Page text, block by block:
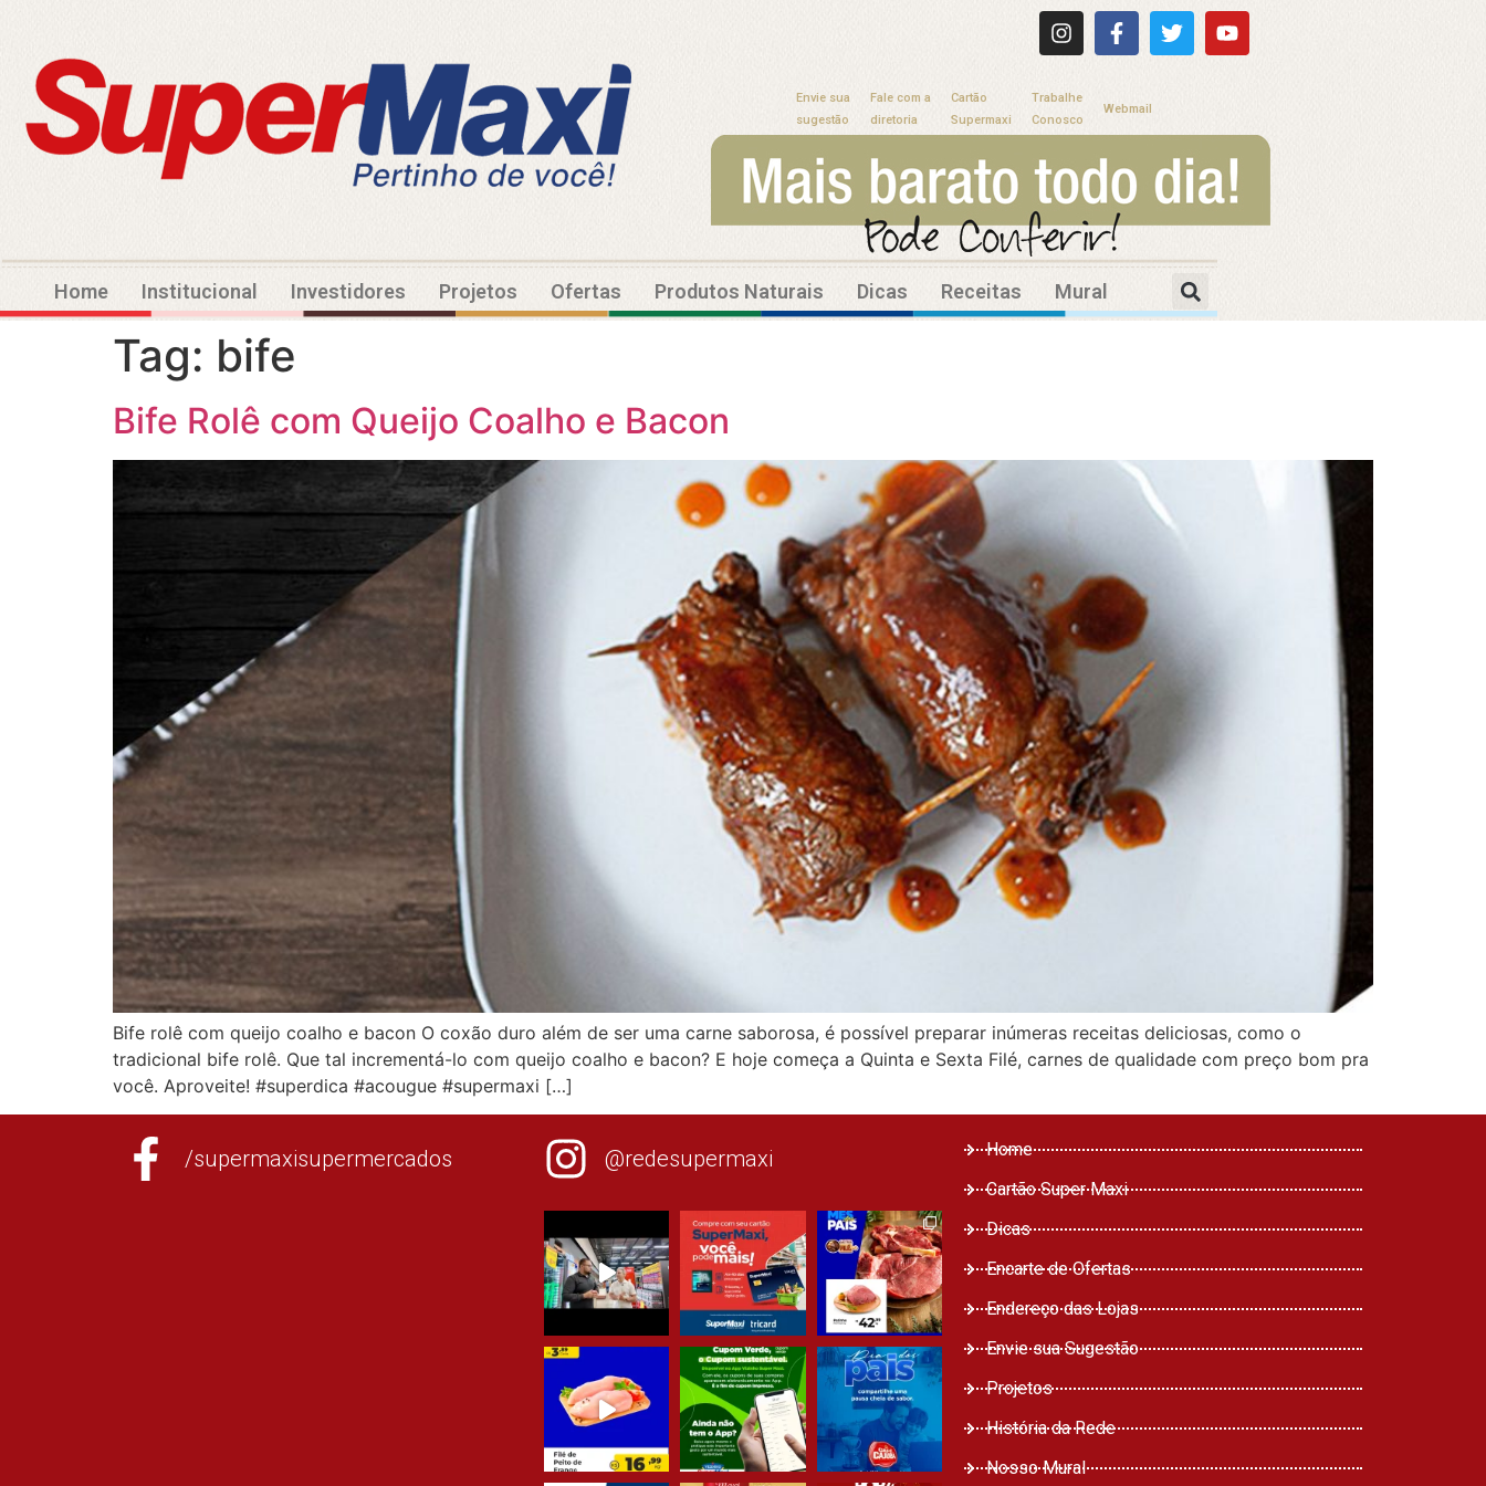
Envie sua
sugestão
Fale com a
diretoria
Cartão
Supermaxi
Trabalhe
Conosco
Webmail
Home Institucional Investidores Projetos Ofertas Produtos Naturais Dicas Receitas Mural
Tag: bife
Bife Rolê com Queijo Coalho e Bacon
Bife rolê com queijo coalho e bacon O coxão duro além de ser uma carne saborosa, é possível preparar inúmeras receitas deliciosas, como o
tradicional bife rolê. Que tal incrementá-lo com queijo coalho e bacon? E hoje começa a Quinta e Sexta Filé, carnes de qualidade com preço bom pra
você. Aproveite! #superdica #acougue #supermaxi […]
/supermaxisupermercados @redesupermaxi
Home
Cartão Super Maxi
Dicas
Encarte de Ofertas
Endereço das Lojas
Envie sua Sugestão
Projetos
História da Rede
Nosso Mural